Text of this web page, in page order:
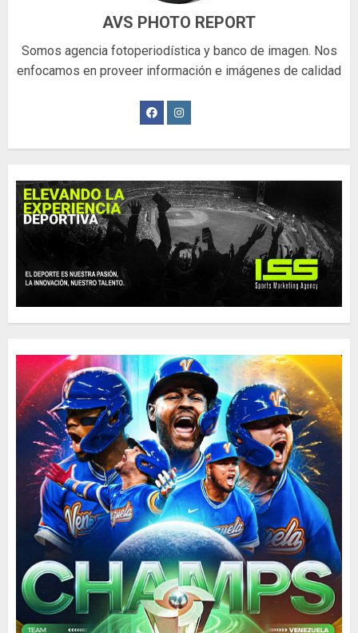
AVS PHOTO REPORT
Somos agencia fotoperiodística y banco de imagen. Nos
enfocamos en proveer información e imágenes de calidad